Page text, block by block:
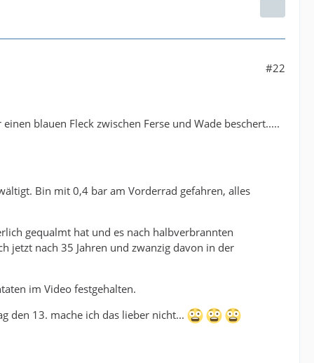
#22
blauen Fleck zwischen Ferse und Wade beschert.....
Bin mit 0,4 bar am Vorderrad gefahren, alles
gequalmt hat und es nach halbverbrannten
jetzt nach 35 Jahren und zwanzig davon in der
im Video festgehalten.
den 13. mache ich das lieber nicht...